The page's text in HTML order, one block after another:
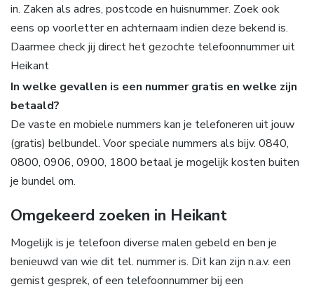
in. Zaken als adres, postcode en huisnummer. Zoek ook
eens op voorletter en achternaam indien deze bekend is.
Daarmee check jij direct het gezochte telefoonnummer uit
Heikant
In welke gevallen is een nummer gratis en welke zijn
betaald?
De vaste en mobiele nummers kan je telefoneren uit jouw
(gratis) belbundel. Voor speciale nummers als bijv. 0840,
0800, 0906, 0900, 1800 betaal je mogelijk kosten buiten
je bundel om.
Omgekeerd zoeken in Heikant
Mogelijk is je telefoon diverse malen gebeld en ben je
benieuwd van wie dit tel. nummer is. Dit kan zijn n.a.v. een
gemist gesprek, of een telefoonnummer bij een